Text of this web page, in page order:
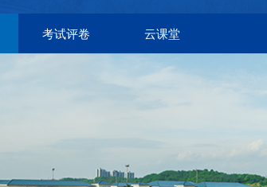
考试评卷 云课堂